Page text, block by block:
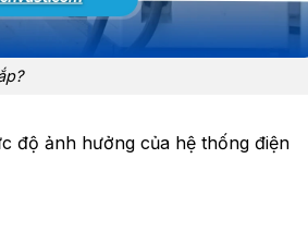
độ ảnh hưởng của hệ thống điện